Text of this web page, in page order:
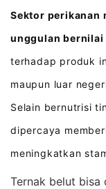
Sektor perikanan
unggulan bernilai
terhadap produk
maupun luar
Selain bernutrisi
dipercaya
meningkatkan
Ternak belut bisa